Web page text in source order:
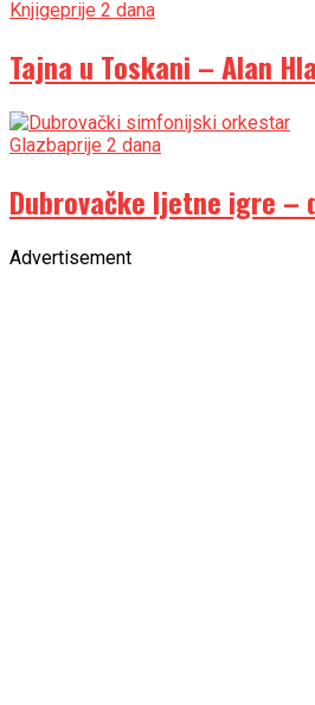
Knjigeprije 2 dana
Tajna u Toskani – Alan
Glazbaprije 2 dana
Dubrovačke ljetne igre –
Advertisement